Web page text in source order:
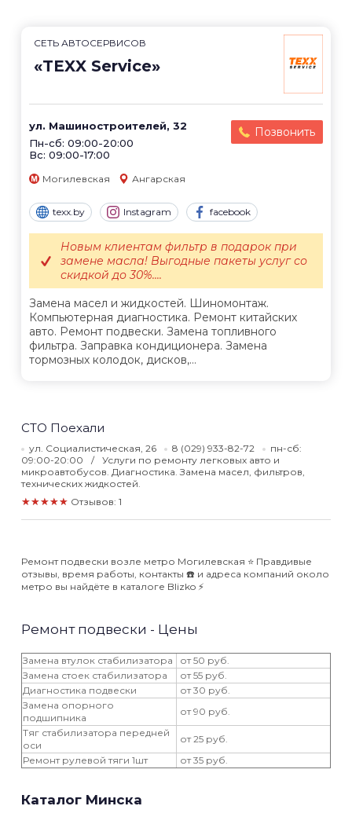
СЕТЬ АВТОСЕРВИСОВ
«TEXX Service»
ул. Машиностроителей, 32
Пн-сб: 09:00-20:00
Вс: 09:00-17:00
Позвонить
Могилевская Ангарская
texx.by Instagram facebook
Замена масел и жидкостей. Шиномонтаж.
Компьютерная диагностика. Ремонт китайских
авто. Ремонт подвески. Замена топливного
фильтра. Заправка кондиционера. Замена
тормозных колодок, дисков,...
Новым клиентам фильтр в подарок при
замене масла! Выгодные пакеты услуг со
скидкой до 30%....
СТО Поехали
ул. Социалистическая, 26 8 (029) 933-82-72
пн-сб:
09:00-20:00
Услуги по ремонту легковых авто и
микроавтобусов. Диагностика. Замена масел, фильтров,
технических жидкостей.
★★★★★ Отзывов: 1
Ремонт подвески возле метро Могилевская ⭐️ Правдивые
отзывы, время работы, контакты ☎️ и адреса компаний около
метро вы найдёте в каталоге Blizko ⚡️
Ремонт подвески - Цены
Замена втулок стабилизатора
от 50 руб.
Замена стоек стабилизатора
от 55 руб.
Диагностика подвески
от 30 руб.
Замена опорного
подшипника
от 90 руб.
Тяг стабилизатора передней
оси
от 25 руб.
Ремонт рулевой тяги 1шт
от 35 руб.
Каталог Минска